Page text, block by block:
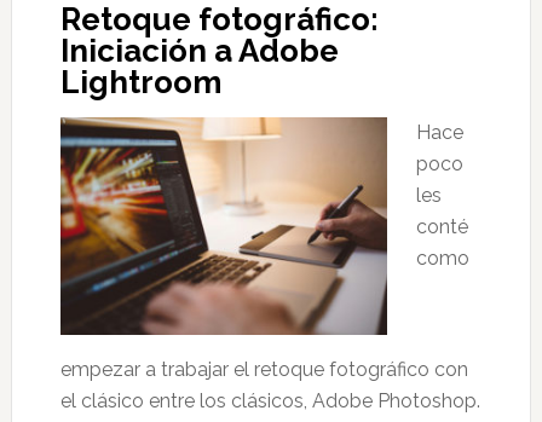
Retoque fotográfico:
Iniciación a Adobe
Lightroom
Hace
poco
les
conté
como
empezar a trabajar el retoque fotográfico con
el clásico entre los clásicos, Adobe Photoshop.